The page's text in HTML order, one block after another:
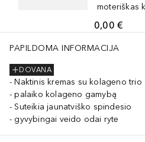
moteriškas
0,00 €
PAPILDOMA INFORMACIJA
DOVANA
Naktinis kremas su kolageno trio
palaiko kolageno gamybą
Suteikia jaunatviško spindesio
gyvybingai veido odai ryte